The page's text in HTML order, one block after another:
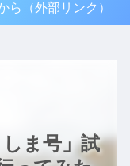
ら（外部リンク）
ま号」試